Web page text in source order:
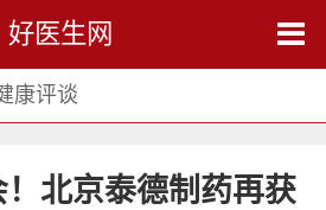
好医生网
康评谈
北京泰德制药再获